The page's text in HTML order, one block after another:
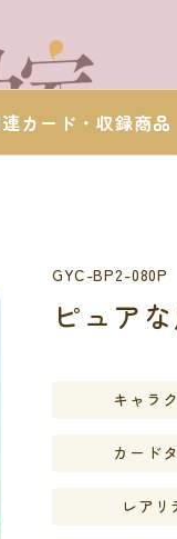
カード・ 収録商品
GYC-BP2-080P
ピュア
キャラ
カード
レアリ